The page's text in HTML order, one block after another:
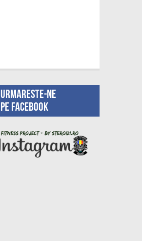
Urmareste-ne
pe facebook